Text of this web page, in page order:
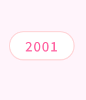
2001